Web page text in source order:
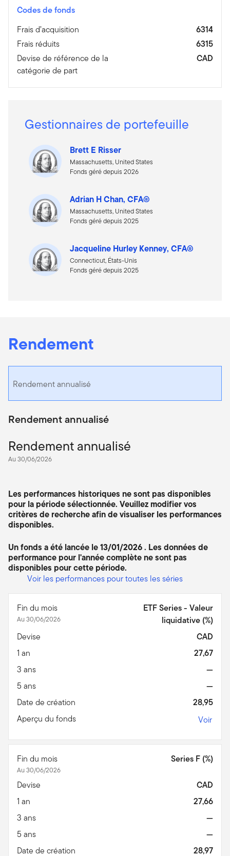
Codes de fonds
Frais d’acquisition
6314
Frais réduits
6315
Devise de référence de la
catégorie de part
CAD
Gestionnaires de portefeuille
Brett E Risser
Massachusetts, United States
Fonds géré depuis 2026
Adrian H Chan, CFA®
Massachusetts, United States
Fonds géré depuis 2025
Jacqueline Hurley Kenney, CFA®
Connecticut, États-Unis
Fonds géré depuis 2025
Rendement
Rendement annualisé
Rendement annualisé
Rendement annualisé
Au 30/06/2026
Les performances historiques ne sont pas disponibles
pour la période sélectionnée. Veuillez modifier vos
critères de recherche afin de visualiser les performances
disponibles.
Un fonds a été lancée le 13/01/2026 . Les données de
performance pour l'année complète ne sont pas
disponibles pour cette période.
Voir les performances pour toutes les séries
Fin du mois
Au 30/06/2026
ETF Series - Valeur
liquidative (%)
Devise
CAD
1 an
27,67
3 ans
—
5 ans
—
Date de création
28,95
Aperçu du fonds
Voir
Fin du mois
Au 30/06/2026
Series F (%)
Devise
CAD
1 an
27,66
3 ans
—
5 ans
—
Date de création
28,97